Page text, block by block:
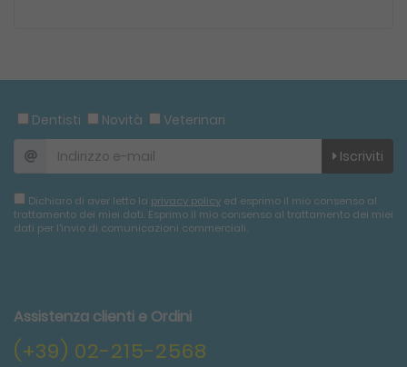
Dentisti Novità Veterinari
Iscriviti
Dichiaro di aver letto la privacy policy ed esprimo il mio consenso al
trattamento dei miei dati. Esprimo il mio consenso al trattamento dei miei
dati per l'invio di comunicazioni commerciali.
Assistenza clienti e Ordini
(+39) 02-215-2568